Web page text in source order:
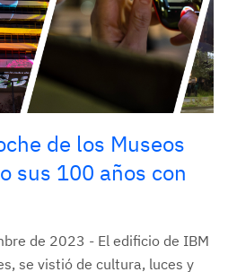
de los Museos
sus 100 años con
de 2023 - El edificio de IBM
se vistió de cultura, luces y